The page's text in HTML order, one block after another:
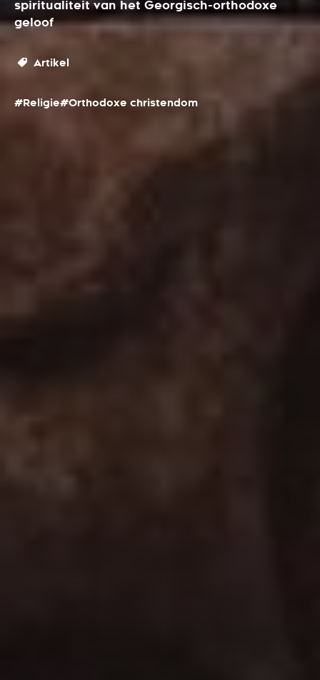
spiritualiteit van het Georgisch-orthodoxe
geloof
Artikel
#Religie#Orthodoxe christendom